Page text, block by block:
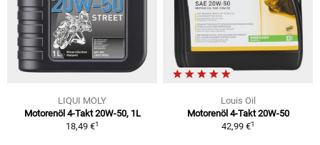
LIQUI MOLY
Motorenöl 4-Takt 20W-50, 1L
18,49 €1
Louis Oil
Motorenöl 4-Takt 20W-50
42,99 €1